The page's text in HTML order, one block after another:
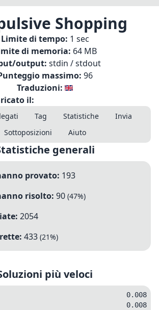
Shopping
Limite di tempo: 1 sec
di memoria: 64 MB
output: stdin / stdout
massimo: 96
Traduzioni:
il:
Tag Statistiche
Invia
Sottoposizioni
Aiuto
generali
provato: 193
risolto: 90 (47%)
2054
433 (21%)
più veloci
0.008
0.008